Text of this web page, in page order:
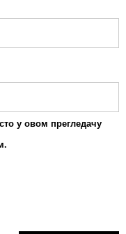
у овом прегледачу